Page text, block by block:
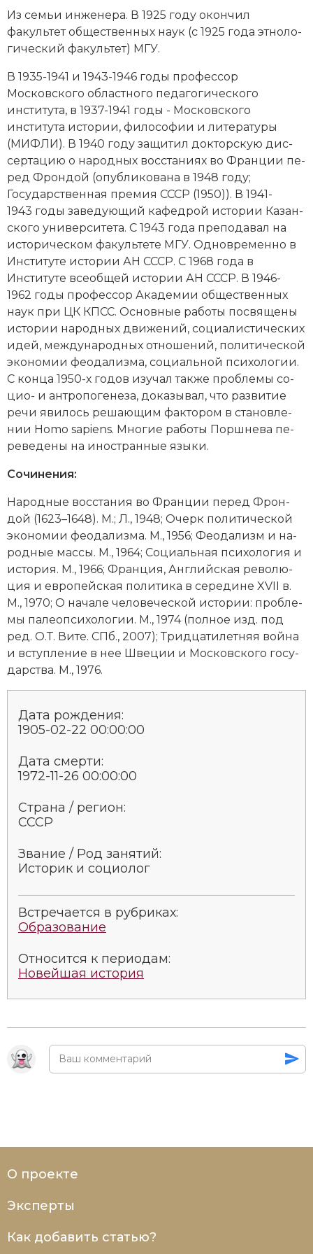
Государство и право
Империи
Историческая география и топонимика
История материальной и духовной культуры
История международных отношений
История, философия, теория и методология
исторического знания
Итория международных отношений
Латинская Америка
Новая история
Новейшая история
Образование
Общественные объединения и организации
Политическая история
Революции и народные движения
Религия и церковь
Россия
Северная Америка
Социально-экономическая история
Специальные исторические дисциплины
Южная Америка
Из се­мьи ин­же­не­ра. В 1925 году окон­чил
факультет об­щественных на­ук (с 1925 года эт­но­ло­
гический факультет) МГУ.
В 1935-1941 и 1943-1946 годы профессор
Московского об­ла­ст­но­го пе­да­го­гического
института, в 1937-1941 годы - Московского
института ис­то­рии, фи­ло­со­фии и литературы
(МИФЛИ). В 1940 году за­щи­тил док­тор­скую дис­
сер­та­цию о народных вос­ста­ни­ях во Фран­ции пе­
ред Фрон­дой (опубликована в 1948 году;
Государственная премия СССР (1950)). В 1941-
1943 годы заведующий ка­фед­рой ис­то­рии Ка­зан­
ско­го университета. С 1943 года пре­по­да­вал на
ис­то­рическом факультете МГУ. Одновременно в
Институте ис­то­рии АН СССР. С 1968 года в
Институте все­об­щей ис­тории АН СССР. В 1946-
1962 годы профессор Ака­де­мии об­щественных
на­ук при ЦК КПСС. Основные ра­бо­ты по­свя­ще­ны
ис­то­рии народных дви­же­ний, со­циа­ли­стических
идей, ме­ж­ду­народных от­но­ше­ний, по­ли­тической
эко­но­мии фео­да­лиз­ма, со­ци­аль­ной пси­хо­ло­гии.
С конца 1950-х годов изу­чал так­же про­бле­мы со­
цио- и ан­тро­по­ге­не­за, до­ка­зы­вал, что раз­ви­тие
ре­чи яви­лось ре­шаю­щим фак­то­ром в ста­нов­ле­
нии Homo sapiens. Многие ра­бо­ты Поршнева пе­
ре­ве­де­ны на иностранные язы­ки.
Сочинения:
На­род­ные вос­ста­ния во Фран­ции пе­ред Фрон­
дой (1623–1648). М.; Л., 1948; Очерк по­ли­ти­че­ской
эко­но­мии фео­да­лиз­ма. М., 1956; Фео­да­лизм и на­
род­ные мас­сы. М., 1964; Со­ци­аль­ная пси­хо­ло­гия и
ис­то­рия. М., 1966; Фран­ция, Анг­лий­ская ре­во­лю­
ция и ев­ро­пей­ская по­ли­ти­ка в се­ре­ди­не XVII в.
М., 1970; О на­ча­ле че­ло­ве­че­ской ис­то­рии: про­бле­
мы па­лео­пси­хо­ло­гии. М., 1974 (пол­ное изд. под
ред. О.Т. Ви­те. СПб., 2007); Три­дца­ти­лет­няя вой­на
и всту­п­ле­ние в нее Шве­ции и Мо­с­ков­ско­го го­су­
дар­ст­ва. М., 1976.
Дата рождения:
1905-02-22 00:00:00
Дата смерти:
1972-11-26 00:00:00
Страна / регион:
СССР
Звание / Род занятий:
Историк и социолог
Встречается в рубриках:
Образование
Относится к периодам:
Новейшая история
О проекте
Эксперты
Как добавить статью?